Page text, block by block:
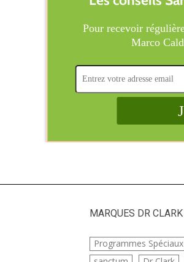
MARQUES DR CLARK
Programmes